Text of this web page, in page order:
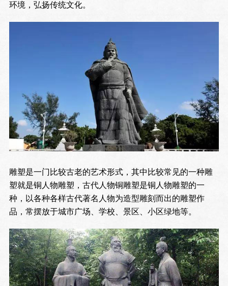
环境，弘扬传统文化。
雕塑是一门比较古老的艺术形式，其中比较常见的一种雕
塑就是铜人物雕塑，古代人物铜雕塑是铜人物雕塑的一
种，以各种各样古代著名人物为造型雕刻而出的雕塑作
品，常摆放于城市广场、学校、景区、小区绿地等。